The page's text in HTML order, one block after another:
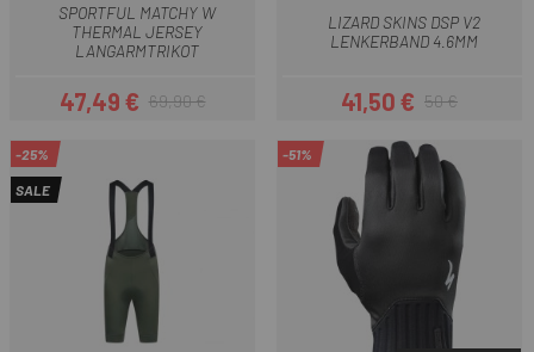
SPORTFUL MATCHY W
THERMAL JERSEY
LANGARMTRIKOT
Preis
47,49 €Regulärer Preis
69,90 €
LIZARD SKINS DSP V2
LENKERBAND 4.6MM
Preis
41,50 €Regulärer Preis
50 €
-25%
SALE
-51%